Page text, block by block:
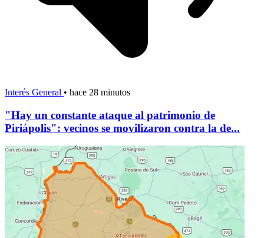
Interés General • hace 28 minutos
"Hay un constante ataque al patrimonio de
Piriápolis": vecinos se movilizaron contra la de...